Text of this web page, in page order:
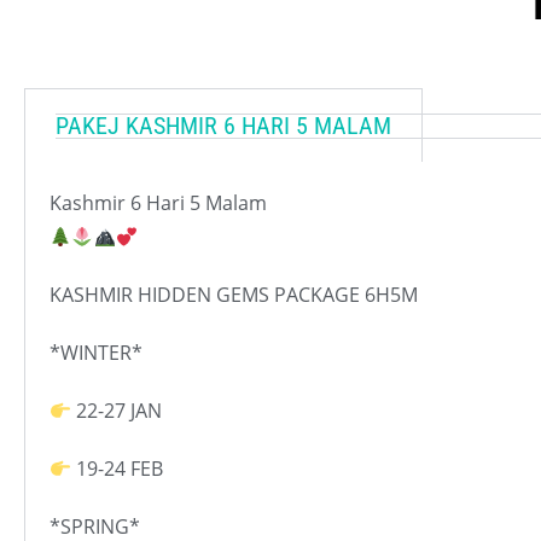
PAKEJ KASHMIR 6 HARI 5 MALAM
Kashmir 6 Hari 5 Malam
KASHMIR HIDDEN GEMS PACKAGE 6H5M
*WINTER*
22-27 JAN
19-24 FEB
*SPRING*